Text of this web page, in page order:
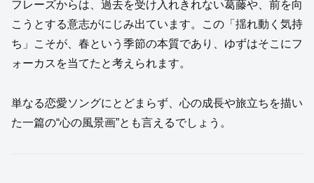
フレーズからは、過去を受け入れきれない葛藤や、前を向
こうとする意志がにじみ出ています。この「揺れ動く気持
ち」こそが、春という季節の本質であり、ゆずはそこにフ
ォーカスを当てたと考えられます。
単なる恋愛ソングにとどまらず、心の成長や旅立ちを描い
た一篇の“心の風景画”とも言えるでしょう。